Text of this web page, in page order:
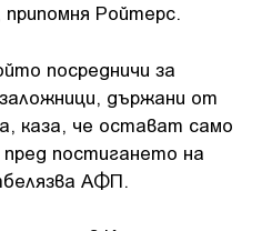
припомня Ройтерс.
посредничи за
държани от
каза, че остават само
пред постигането на
АФП.